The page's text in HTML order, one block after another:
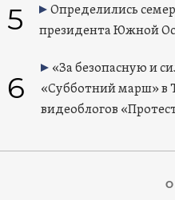
5
Определились
президента Южной
6
«За безопасную и
«Субботний марш» в
видеоблогов
О